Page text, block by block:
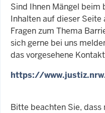
Sind Ihnen Mängel beim
Inhalten auf dieser Seite
Fragen zum Thema
sich gerne bei uns
das vorgesehene
https://
Bitte beachten Sie,